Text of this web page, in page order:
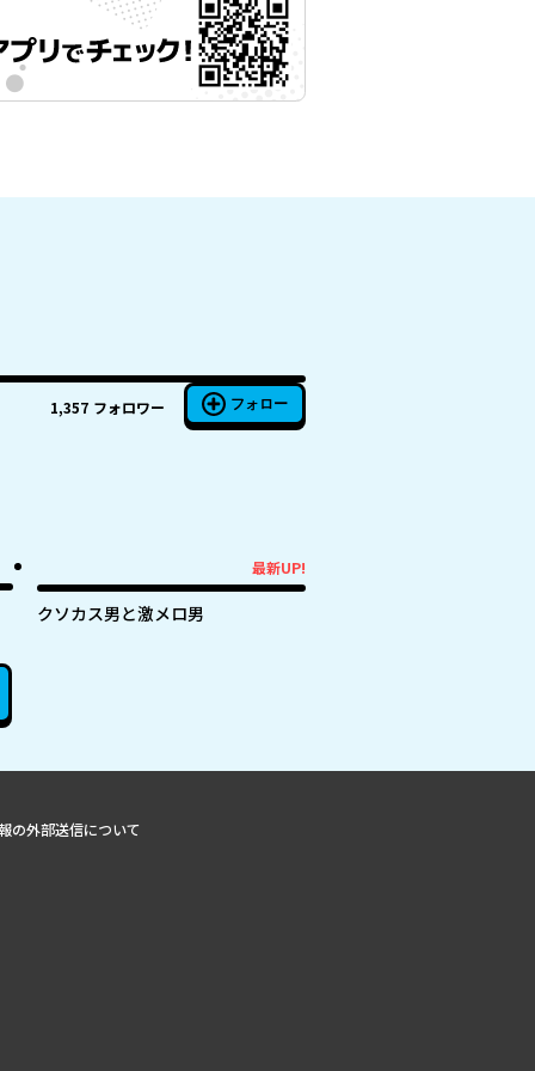
1,357 フォロワー フォロー
最新UP!
クソカス男と激メロ男
の外部送信について